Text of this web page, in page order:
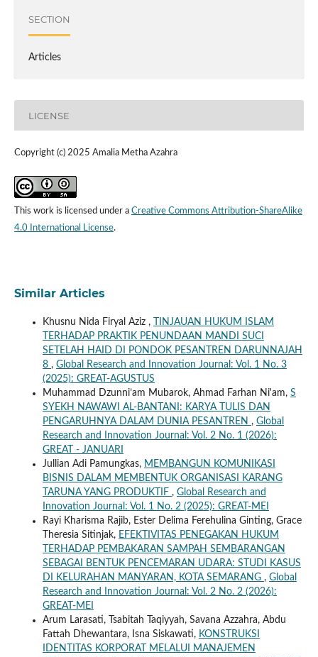
SECTION
Articles
LICENSE
Copyright (c) 2025 Amalia Metha Azahra
This work is licensed under a Creative Commons Attribution-ShareAlike
4.0 International License.
Similar Articles
Khusnu Nida Firyal Aziz ,
TINJAUAN HUKUM ISLAM
TERHADAP PRAKTIK PENUNDAAN MANDI SUCI
SETELAH HAID DI PONDOK PESANTREN DARUNNAJAH
8 , Global Research and Innovation Journal: Vol. 1 No. 3
(2025): GREAT-AGUSTUS
Muhammad Dzunni’am Mubarok, Ahmad Farhan Ni'am, S
SYEKH NAWAWI AL-BANTANI: KARYA TULIS DAN
PENGARUHNYA DALAM DUNIA PESANTREN , Global
Research and Innovation Journal: Vol. 2 No. 1 (2026):
GREAT - JANUARI
Jullian Adi Pamungkas, MEMBANGUN KOMUNIKASI
BISNIS DALAM MEMBENTUK ORGANISASI KARANG
TARUNA YANG PRODUKTIF , Global Research and
Innovation Journal: Vol. 1 No. 2 (2025): GREAT-MEI
Rayi Kharisma Rajib, Ester Delima Ferehulina Ginting, Grace
Theresia Sitinjak, EFEKTIVITAS PENEGAKAN HUKUM
TERHADAP PEMBAKARAN SAMPAH SEMBARANGAN
SEBAGAI BENTUK PENCEMARAN UDARA: STUDI KASUS
DI KELURAHAN MANYARAN, KOTA SEMARANG , Global
Research and Innovation Journal: Vol. 2 No. 2 (2026):
GREAT-MEI
Arum Larasati, Tsabitah Taqiyyah, Savana Azzahra, Abdu
Fattah Dhewantara, Isna Siskawati, KONSTRUKSI
IDENTITAS KORPORAT MELALUI MANAJEMEN